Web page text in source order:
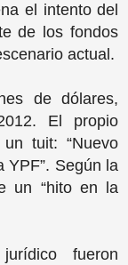
el intento del
de los fondos
actual.
de dólares,
El propio
tuit: “Nuevo
YPF”. Según la
un “hito en la
fueron